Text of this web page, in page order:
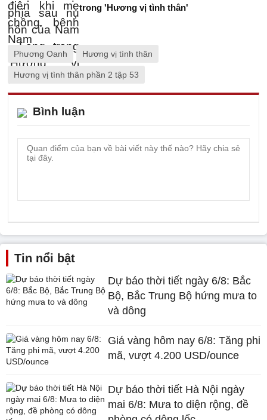
trong 'Hương vị tình thân'
Phương Oanh Hương vị tình thân
Hương vị tình thân phần 2 tập 53
Bình luận
Tin nổi bật
Dự báo thời tiết ngày 6/8: Bắc
Bộ, Bắc Trung Bộ hứng mưa to
và dông
Giá vàng hôm nay 6/8: Tăng phi
mã, vượt 4.200 USD/ounce
Dự báo thời tiết Hà Nội ngày
mai 6/8: Mưa to diện rộng, đề